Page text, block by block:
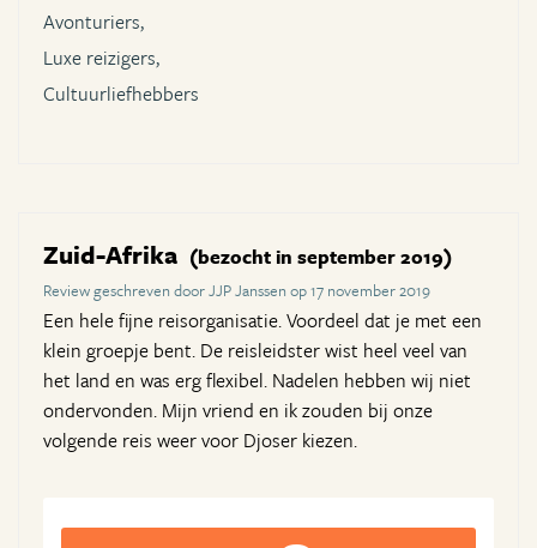
Avonturiers,
Luxe reizigers,
Cultuurliefhebbers
Zuid-Afrika (bezocht in september 2019)
Review geschreven door JJP Janssen op 17 november 2019
Een hele fijne reisorganisatie. Voordeel dat je met een
klein groepje bent. De reisleidster wist heel veel van
het land en was erg flexibel. Nadelen hebben wij niet
ondervonden. Mijn vriend en ik zouden bij onze
volgende reis weer voor Djoser kiezen.